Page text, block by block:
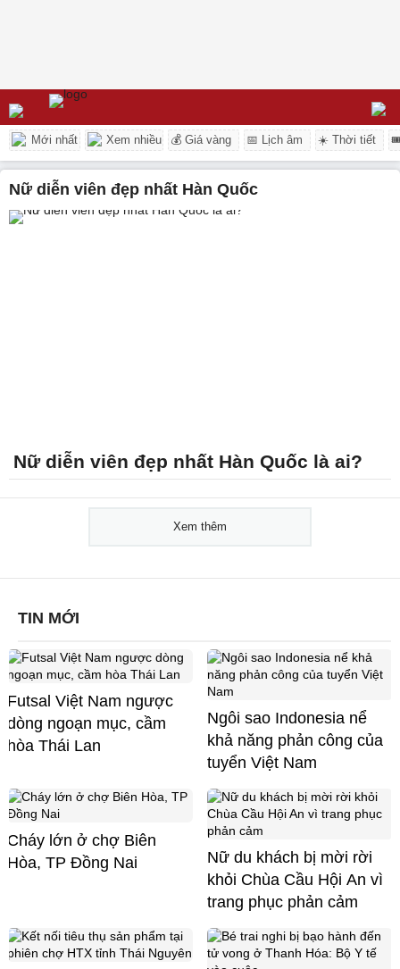
Mới nhất Xem nhiều 💰 Giá vàng 📅 Lịch âm ☀️ Thời tiết
Nữ diễn viên đẹp nhất Hàn Quốc
Nữ diễn viên đẹp nhất Hàn Quốc là ai?
Xem thêm
TIN MỚI
Futsal Việt Nam ngược
dòng ngoạn mục, cầm
hòa Thái Lan
Ngôi sao Indonesia nể
khả năng phản công của
tuyển Việt Nam
Cháy lớn ở chợ Biên
Hòa, TP Đồng Nai
Nữ du khách bị mời rời
khỏi Chùa Cầu Hội An vì
trang phục phản cảm